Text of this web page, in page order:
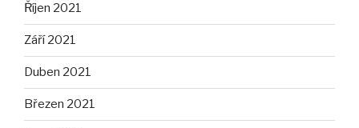
Říjen 2021
Září 2021
Duben 2021
Březen 2021